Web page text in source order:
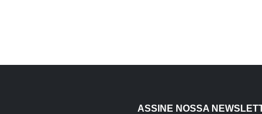
ASSINE NOSSA